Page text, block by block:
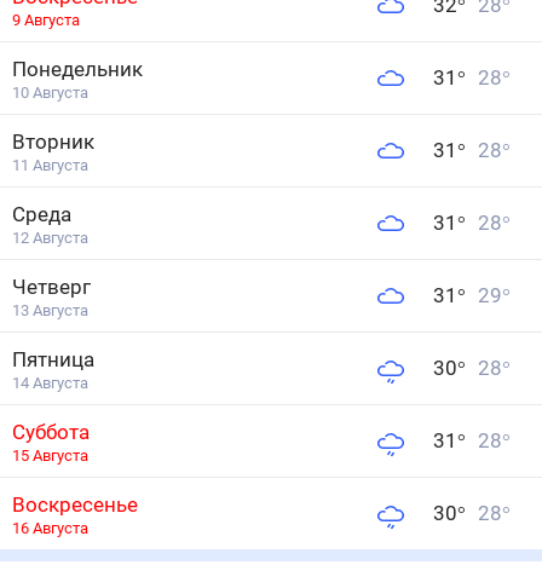
9 Августа
32° 28°
Понедельник
10 Августа
31 ° 28°
Вторник
11 Августа
31 ° 28°
Среда
12 Августа
31 ° 28°
Четверг
13 Августа
31 ° 29°
Пятница
14 Августа
30° 28°
Суббота
15 Августа
31 ° 28°
Воскресенье
16 Августа
30° 28°